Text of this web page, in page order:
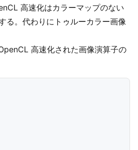
高速化はカラーマップのない
る。代わりにトゥルーカラー画像
高速化された画像演算子の